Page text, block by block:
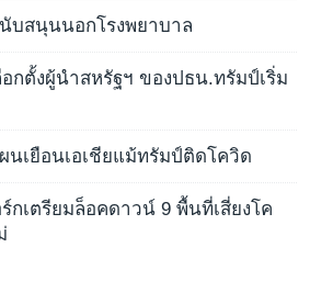
บสนุนนอกโรงพยาบาล
กตั้งผู้นำสหรัฐฯ ของปธน.ทรัมป์เริ่ม
นเยือนเอเชียแม้ทรัมป์ติดโควิด
กเตรียมล็อคดาวน์ 9 พื้นที่เสี่ยงโค